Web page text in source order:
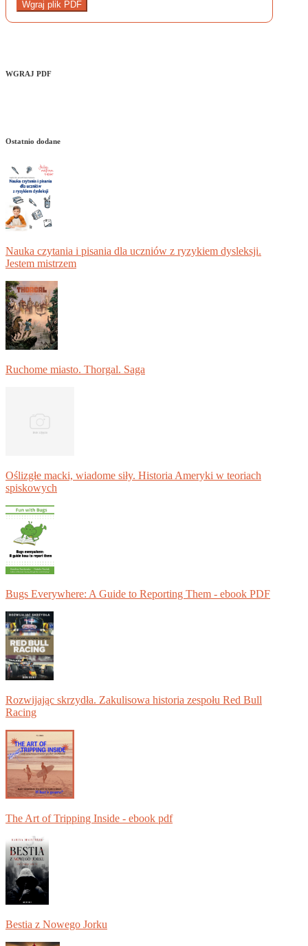
Wgraj plik PDF
WGRAJ PDF
Ostatnio dodane
Nauka czytania i pisania dla uczniów z ryzykiem dysleksji.
Jestem mistrzem
Ruchome miasto. Thorgal. Saga
Oślizgłe macki, wiadome siły. Historia Ameryki w teoriach
spiskowych
Bugs Everywhere: A Guide to Reporting Them - ebook PDF
Rozwijając skrzydła. Zakulisowa historia zespołu Red Bull
Racing
The Art of Tripping Inside - ebook pdf
Bestia z Nowego Jorku